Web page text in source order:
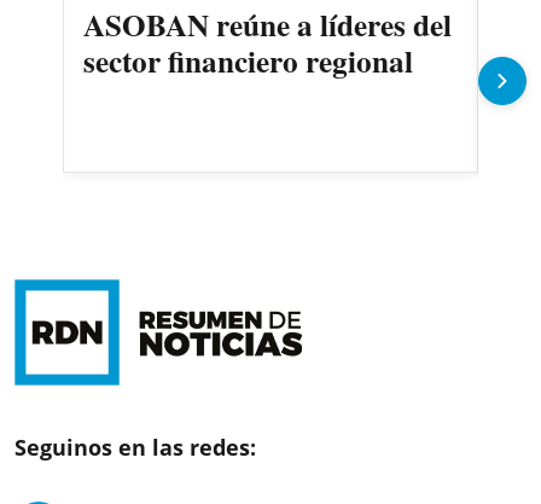
ASOBAN reúne a líderes del
sector financiero regional
Seguinos en las redes: